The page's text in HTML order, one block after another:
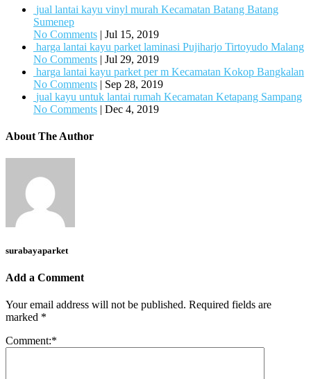
jual lantai kayu vinyl murah Kecamatan Batang Batang
Sumenep
No Comments | Jul 15, 2019
harga lantai kayu parket laminasi Pujiharjo Tirtoyudo Malang
No Comments | Jul 29, 2019
harga lantai kayu parket per m Kecamatan Kokop Bangkalan
No Comments | Sep 28, 2019
jual kayu untuk lantai rumah Kecamatan Ketapang Sampang
No Comments | Dec 4, 2019
About The Author
surabayaparket
Add a Comment
Your email address will not be published. Required fields are
marked *
Comment:*